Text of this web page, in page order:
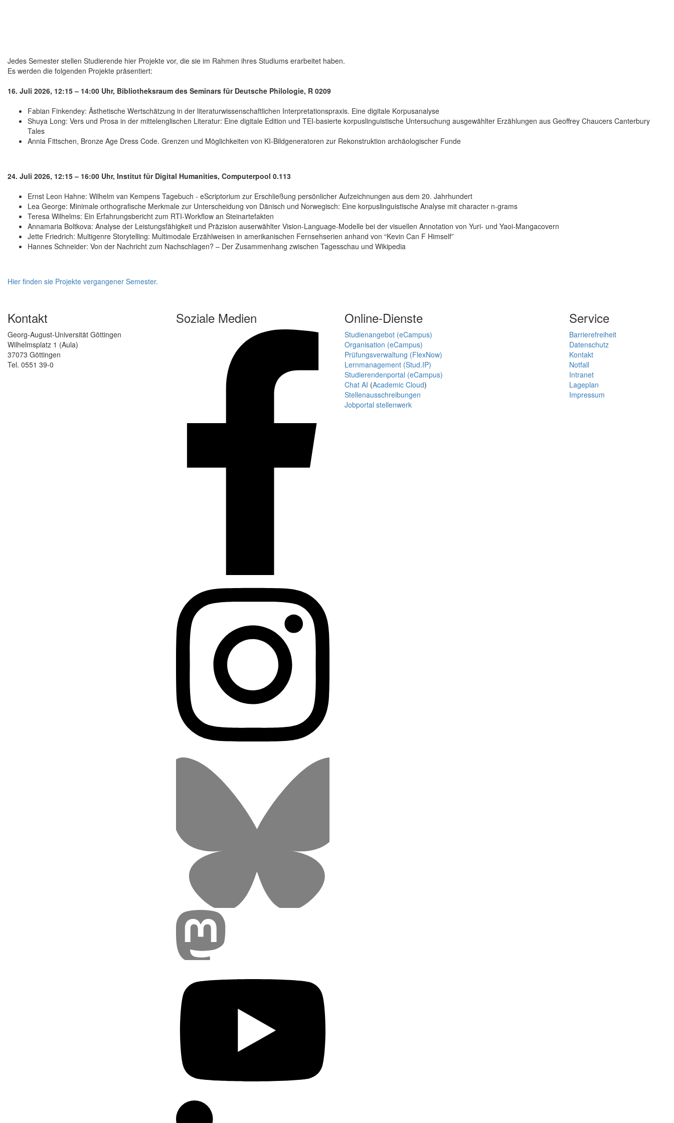
Jedes Semester stellen Studierende hier Projekte vor, die sie im Rahmen ihres Studiums erarbeitet haben.
Es werden die folgenden Projekte präsentiert:
16. Juli 2026, 12:15 – 14:00 Uhr, Bibliotheksraum des Seminars für Deutsche Philologie, R 0209
Fabian Finkendey: Ästhetische Wertschätzung in der literaturwissenschaftlichen Interpretationspraxis. Eine digitale Korpusanalyse
Shuya Long: Vers und Prosa in der mittelenglischen Literatur: Eine digitale Edition und TEI-basierte korpuslinguistische Untersuchung ausgewählter Erzählungen aus Geoffrey Chaucers Canterbury
Tales
Annia Fittschen, Bronze Age Dress Code. Grenzen und Möglichkeiten von KI-Bildgeneratoren zur Rekonstruktion archäologischer Funde
24. Juli 2026, 12:15 – 16:00 Uhr, Institut für Digital Humanities, Computerpool 0.113
Ernst Leon Hahne: Wilhelm van Kempens Tagebuch - eScriptorium zur Erschließung persönlicher Aufzeichnungen aus dem 20. Jahrhundert
Lea George: Minimale orthografische Merkmale zur Unterscheidung von Dänisch und Norwegisch: Eine korpuslinguistische Analyse mit character n-grams
Teresa Wilhelms: Ein Erfahrungsbericht zum RTI-Workflow an Steinartefakten
Annamaria Boltkova: Analyse der Leistungsfähigkeit und Präzision auserwählter Vision-Language-Modelle bei der visuellen Annotation von Yuri- und Yaoi-Mangacovern
Jette Friedrich: Multigenre Storytelling: Multimodale Erzählweisen in amerikanischen Fernsehserien anhand von “Kevin Can F Himself”
Hannes Schneider: Von der Nachricht zum Nachschlagen? – Der Zusammenhang zwischen Tagesschau und Wikipedia
Hier finden sie Projekte vergangener Semester.
Kontakt
Georg-August-Universität Göttingen
Wilhelmsplatz 1 (Aula)
37073 Göttingen
Tel. 0551 39-0
Soziale Medien Online-Dienste
Studienangebot (eCampus)
Organisation (eCampus)
Prüfungsverwaltung (FlexNow)
Lernmanagement (Stud.IP)
Studierendenportal (eCampus)
Chat AI (Academic Cloud)
Stellenausschreibungen
Jobportal stellenwerk
Service
Barrierefreiheit
Datenschutz
Kontakt
Notfall
Intranet
Lageplan
Impressum